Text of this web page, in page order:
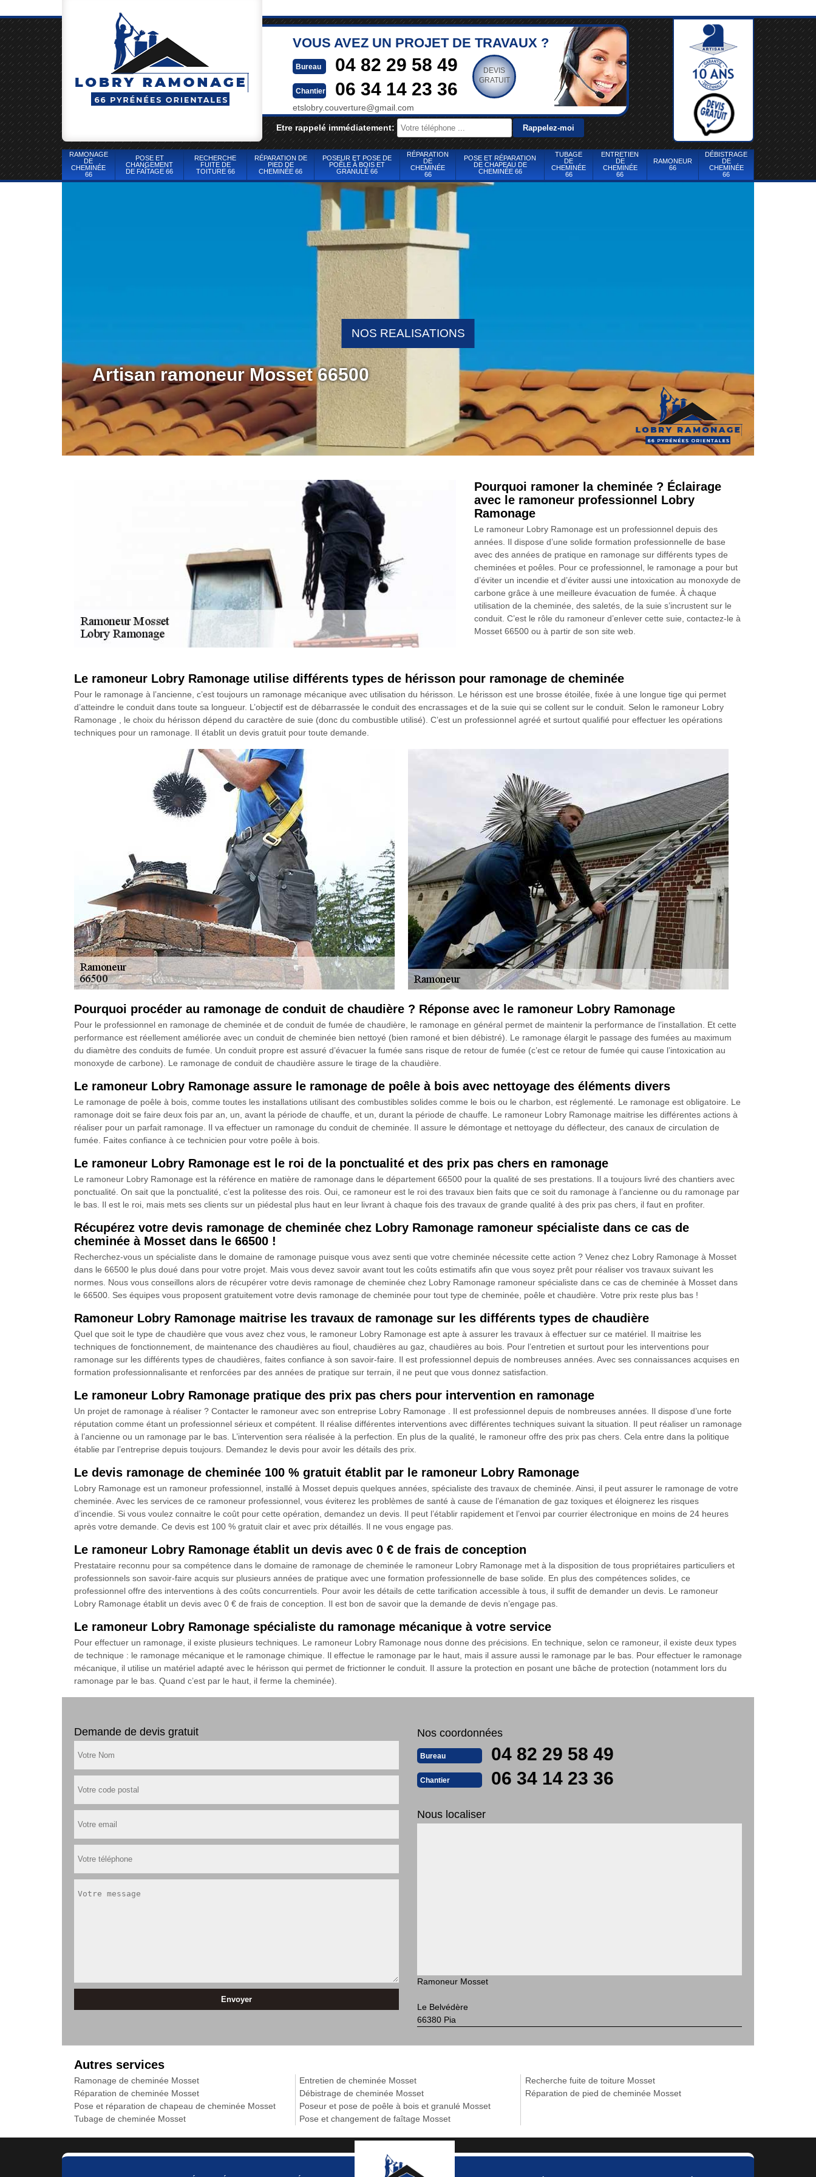
VOUS AVEZ UN PROJET DE TRAVAUX ?
Bureau 04 82 29 58 49
Chantier 06 34 14 23 36
etslobry.couverture@gmail.com
DEVIS
GRATUIT
Etre rappelé immédiatement:
RAMONAGE
DE
CHEMINÉE
66
POSE ET
CHANGEMENT
DE FAÎTAGE 66
RECHERCHE
FUITE DE
TOITURE 66
RÉPARATION DE
PIED DE
CHEMINÉE 66
POSEUR ET POSE DE
POÊLE À BOIS ET
GRANULÉ 66
RÉPARATION
DE
CHEMINÉE
66
POSE ET RÉPARATION
DE CHAPEAU DE
CHEMINÉE 66
TUBAGE
DE
CHEMINÉE
66
ENTRETIEN
DE
CHEMINÉE
66
RAMONEUR
66
DÉBISTRAGE
DE
CHEMINÉE
66
Artisan ramoneur Mosset 66500
NOS REALISATIONS
Pourquoi ramoner la cheminée ? Éclairage
avec le ramoneur professionnel Lobry
Ramonage
Le ramoneur Lobry Ramonage est un professionnel depuis des
années. Il dispose d’une solide formation professionnelle de base
avec des années de pratique en ramonage sur différents types de
cheminées et poêles. Pour ce professionnel, le ramonage a pour but
d’éviter un incendie et d’éviter aussi une intoxication au monoxyde de
carbone grâce à une meilleure évacuation de fumée. À chaque
utilisation de la cheminée, des saletés, de la suie s’incrustent sur le
conduit. C’est le rôle du ramoneur d’enlever cette suie, contactez-le à
Mosset 66500 ou à partir de son site web.
Le ramoneur Lobry Ramonage utilise différents types de hérisson pour ramonage de cheminée
Pour le ramonage à l’ancienne, c’est toujours un ramonage mécanique avec utilisation du hérisson. Le hérisson est une brosse étoilée, fixée à une longue tige qui permet
d’atteindre le conduit dans toute sa longueur. L’objectif est de débarrassée le conduit des encrassages et de la suie qui se collent sur le conduit. Selon le ramoneur Lobry
Ramonage , le choix du hérisson dépend du caractère de suie (donc du combustible utilisé). C’est un professionnel agréé et surtout qualifié pour effectuer les opérations
techniques pour un ramonage. Il établit un devis gratuit pour toute demande.
Pourquoi procéder au ramonage de conduit de chaudière ? Réponse avec le ramoneur Lobry Ramonage
Pour le professionnel en ramonage de cheminée et de conduit de fumée de chaudière, le ramonage en général permet de maintenir la performance de l’installation. Et cette
performance est réellement améliorée avec un conduit de cheminée bien nettoyé (bien ramoné et bien débistré). Le ramonage élargit le passage des fumées au maximum
du diamètre des conduits de fumée. Un conduit propre est assuré d’évacuer la fumée sans risque de retour de fumée (c’est ce retour de fumée qui cause l’intoxication au
monoxyde de carbone). Le ramonage de conduit de chaudière assure le tirage de la chaudière.
Le ramoneur Lobry Ramonage assure le ramonage de poêle à bois avec nettoyage des éléments divers
Le ramonage de poêle à bois, comme toutes les installations utilisant des combustibles solides comme le bois ou le charbon, est réglementé. Le ramonage est obligatoire. Le
ramonage doit se faire deux fois par an, un, avant la période de chauffe, et un, durant la période de chauffe. Le ramoneur Lobry Ramonage maitrise les différentes actions à
réaliser pour un parfait ramonage. Il va effectuer un ramonage du conduit de cheminée. Il assure le démontage et nettoyage du déflecteur, des canaux de circulation de
fumée. Faites confiance à ce technicien pour votre poêle à bois.
Le ramoneur Lobry Ramonage est le roi de la ponctualité et des prix pas chers en ramonage
Le ramoneur Lobry Ramonage est la référence en matière de ramonage dans le département 66500 pour la qualité de ses prestations. Il a toujours livré des chantiers avec
ponctualité. On sait que la ponctualité, c’est la politesse des rois. Oui, ce ramoneur est le roi des travaux bien faits que ce soit du ramonage à l’ancienne ou du ramonage par
le bas. Il est le roi, mais mets ses clients sur un piédestal plus haut en leur livrant à chaque fois des travaux de grande qualité à des prix pas chers, il faut en profiter.
Récupérez votre devis ramonage de cheminée chez Lobry Ramonage ramoneur spécialiste dans ce cas de
cheminée à Mosset dans le 66500 !
Recherchez-vous un spécialiste dans le domaine de ramonage puisque vous avez senti que votre cheminée nécessite cette action ? Venez chez Lobry Ramonage à Mosset
dans le 66500 le plus doué dans pour votre projet. Mais vous devez savoir avant tout les coûts estimatifs afin que vous soyez prêt pour réaliser vos travaux suivant les
normes. Nous vous conseillons alors de récupérer votre devis ramonage de cheminée chez Lobry Ramonage ramoneur spécialiste dans ce cas de cheminée à Mosset dans
le 66500. Ses équipes vous proposent gratuitement votre devis ramonage de cheminée pour tout type de cheminée, poêle et chaudière. Votre prix reste plus bas !
Ramoneur Lobry Ramonage maitrise les travaux de ramonage sur les différents types de chaudière
Quel que soit le type de chaudière que vous avez chez vous, le ramoneur Lobry Ramonage est apte à assurer les travaux à effectuer sur ce matériel. Il maitrise les
techniques de fonctionnement, de maintenance des chaudières au fioul, chaudières au gaz, chaudières au bois. Pour l’entretien et surtout pour les interventions pour
ramonage sur les différents types de chaudières, faites confiance à son savoir-faire. Il est professionnel depuis de nombreuses années. Avec ses connaissances acquises en
formation professionnalisante et renforcées par des années de pratique sur terrain, il ne peut que vous donnez satisfaction.
Le ramoneur Lobry Ramonage pratique des prix pas chers pour intervention en ramonage
Un projet de ramonage à réaliser ? Contacter le ramoneur avec son entreprise Lobry Ramonage . Il est professionnel depuis de nombreuses années. Il dispose d’une forte
réputation comme étant un professionnel sérieux et compétent. Il réalise différentes interventions avec différentes techniques suivant la situation. Il peut réaliser un ramonage
à l’ancienne ou un ramonage par le bas. L’intervention sera réalisée à la perfection. En plus de la qualité, le ramoneur offre des prix pas chers. Cela entre dans la politique
établie par l’entreprise depuis toujours. Demandez le devis pour avoir les détails des prix.
Le devis ramonage de cheminée 100 % gratuit établit par le ramoneur Lobry Ramonage
Lobry Ramonage est un ramoneur professionnel, installé à Mosset depuis quelques années, spécialiste des travaux de cheminée. Ainsi, il peut assurer le ramonage de votre
cheminée. Avec les services de ce ramoneur professionnel, vous éviterez les problèmes de santé à cause de l’émanation de gaz toxiques et éloignerez les risques
d’incendie. Si vous voulez connaitre le coût pour cette opération, demandez un devis. Il peut l’établir rapidement et l’envoi par courrier électronique en moins de 24 heures
après votre demande. Ce devis est 100 % gratuit clair et avec prix détaillés. Il ne vous engage pas.
Le ramoneur Lobry Ramonage établit un devis avec 0 € de frais de conception
Prestataire reconnu pour sa compétence dans le domaine de ramonage de cheminée le ramoneur Lobry Ramonage met à la disposition de tous propriétaires particuliers et
professionnels son savoir-faire acquis sur plusieurs années de pratique avec une formation professionnelle de base solide. En plus des compétences solides, ce
professionnel offre des interventions à des coûts concurrentiels. Pour avoir les détails de cette tarification accessible à tous, il suffit de demander un devis. Le ramoneur
Lobry Ramonage établit un devis avec 0 € de frais de conception. Il est bon de savoir que la demande de devis n’engage pas.
Le ramoneur Lobry Ramonage spécialiste du ramonage mécanique à votre service
Pour effectuer un ramonage, il existe plusieurs techniques. Le ramoneur Lobry Ramonage nous donne des précisions. En technique, selon ce ramoneur, il existe deux types
de technique : le ramonage mécanique et le ramonage chimique. Il effectue le ramonage par le haut, mais il assure aussi le ramonage par le bas. Pour effectuer le ramonage
mécanique, il utilise un matériel adapté avec le hérisson qui permet de frictionner le conduit. Il assure la protection en posant une bâche de protection (notamment lors du
ramonage par le bas. Quand c’est par le haut, il ferme la cheminée).
Demande de devis gratuit Nos coordonnées
Bureau 04 82 29 58 49
Chantier 06 34 14 23 36
Nous localiser
Ramoneur Mosset
Le Belvédère
66380 Pia
Autres services
Ramonage de cheminée Mosset
Réparation de cheminée Mosset
Pose et réparation de chapeau de cheminée Mosset
Tubage de cheminée Mosset
Entretien de cheminée Mosset
Débistrage de cheminée Mosset
Poseur et pose de poêle à bois et granulé Mosset
Pose et changement de faîtage Mosset
Recherche fuite de toiture Mosset
Réparation de pied de cheminée Mosset